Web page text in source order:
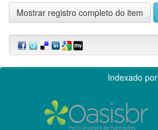
Mostrar registro completo do item
Indexado por